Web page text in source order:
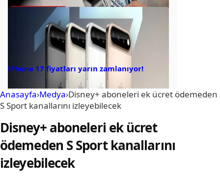
iPhone 17 fiyatları yarın zamlanıyor!
Anasayfa›Medya›Disney+ aboneleri ek ücret ödemeden
S Sport kanallarını izleyebilecek
Disney+ aboneleri ek ücret
ödemeden S Sport kanallarını
izleyebilecek